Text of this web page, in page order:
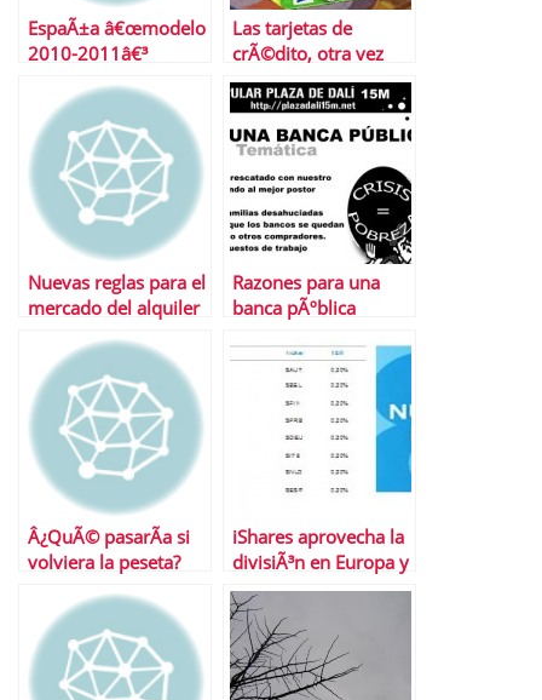
EspaÃ±a â€œmodelo
2010-2011â€³
Las tarjetas de
crÃ©dito, otra vez
mÃ¡s caras
Nuevas reglas para el
mercado del alquiler
Razones para una
banca pÃºblica
Â¿QuÃ© pasarÃ­a si
volviera la peseta?
iShares aprovecha la
divisiÃ³n en Europa y
lanza ETFS sobre
bonos soberanos